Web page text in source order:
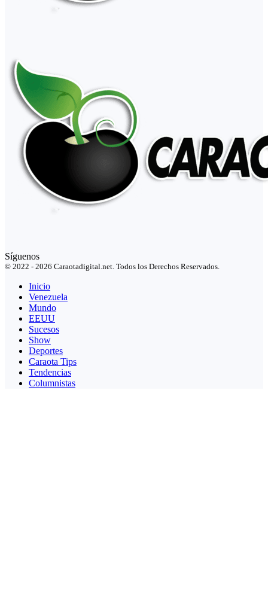
Síguenos
© 2022 - 2026 Caraotadigital.net. Todos los Derechos Reservados.
Inicio
Venezuela
Mundo
EEUU
Sucesos
Show
Deportes
Caraota Tips
Tendencias
Columnistas